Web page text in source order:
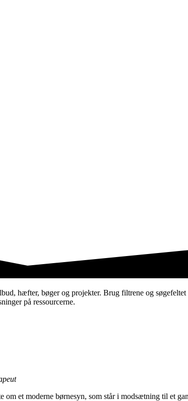
hæfter, bøger og projekter. Brug filtrene og søgefeltet
på ressourcerne.
om et moderne børnesyn, som står i modsætning til et